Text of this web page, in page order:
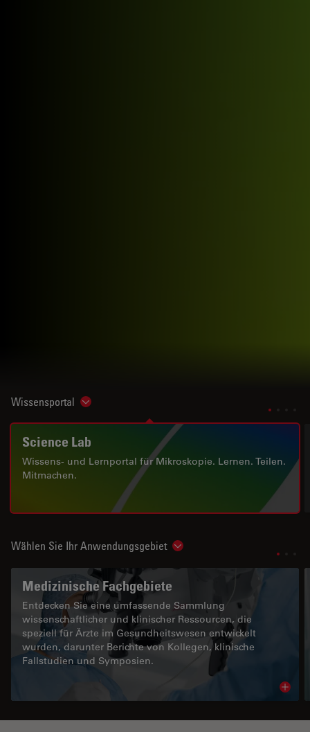
Wissensportal Show subnavigation
Science Lab
Wissens- und Lernportal für Mikroskopie. Lernen. Teilen.
Mitmachen.
Wählen Sie Ihr Anwendungsgebiet Show subnavigation
Medizinische Fachgebiete
Entdecken Sie eine umfassende Sammlung
wissenschaftlicher und klinischer Ressourcen, die
speziell für Ärzte im Gesundheitswesen entwickelt
wurden, darunter Berichte von Kollegen, klinische
Fallstudien und Symposien.